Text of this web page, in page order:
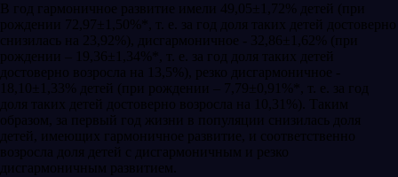
В год гармоничное развитие имели 49,05±1,72% детей (при
рождении 72,97±1,50%*, т. е. за год доля таких детей достоверно
снизилась на 23,92%), дисгармоничное - 32,86±1,62% (при
рождении – 19,36±1,34%*, т. е. за год доля таких детей
достоверно возросла на 13,5%), резко дисгармоничное -
18,10±1,33% детей (при рождении – 7,79±0,91%*, т. е. за год
доля таких детей достоверно возросла на 10,31%). Таким
образом, за первый год жизни в популяции снизилась доля
детей, имеющих гармоничное развитие, и соответственно
возросла доля детей с дисгармоничным и резко
дисгармоничным развитием.